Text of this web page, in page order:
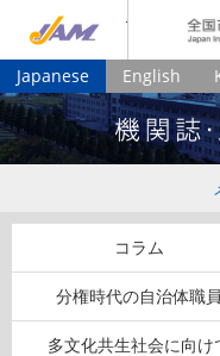
Japanese English
コラム
分権時代の自治体職員
多文化共生社会に向け